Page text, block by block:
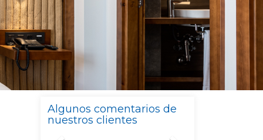
Algunos comentarios de
nuestros clientes